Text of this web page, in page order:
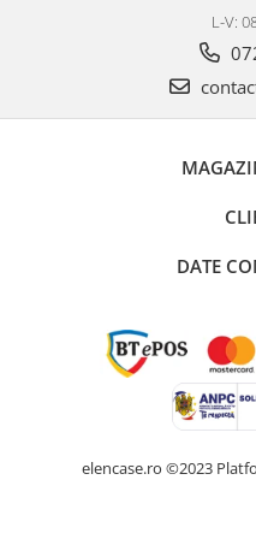
L-V:
DATE
elencase.ro ©2023